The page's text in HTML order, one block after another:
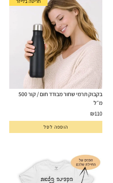
בקבוק תרמי שחור מבודד חום / קור 500
מ״ל
₪110
הוספה לסל